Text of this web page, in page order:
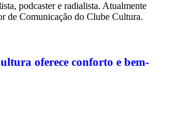
podcaster e radialista. Atualmente
de Comunicação do Clube Cultura.
oferece conforto e bem-